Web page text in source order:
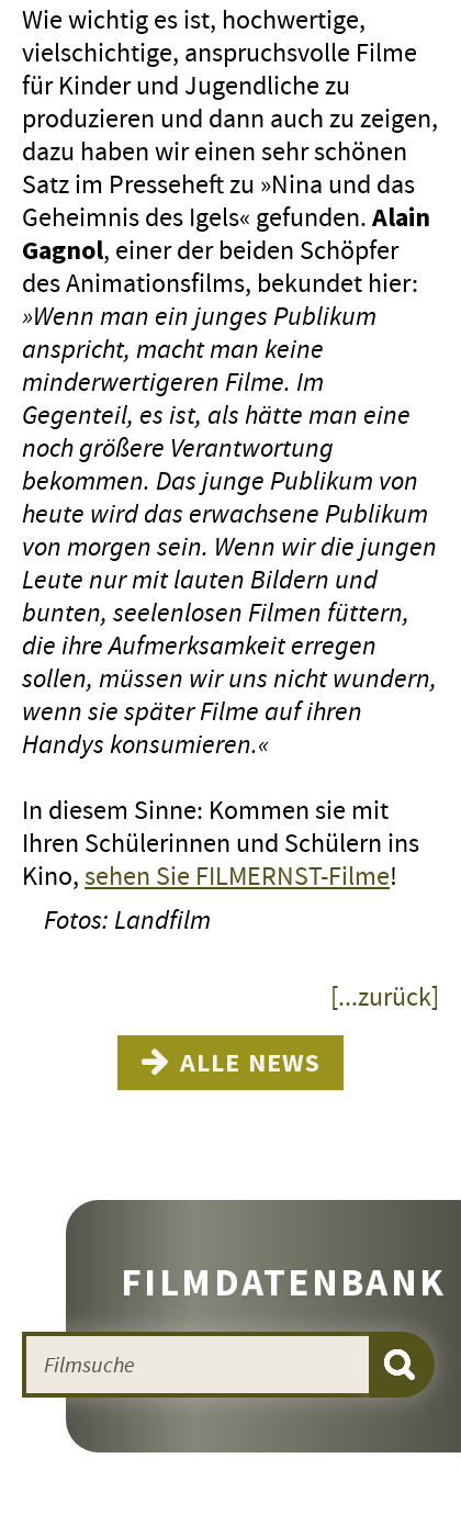
Wie wichtig es ist, hochwertige,
vielschichtige, anspruchsvolle Filme
für Kinder und Jugendliche zu
produzieren und dann auch zu zeigen,
dazu haben wir einen sehr schönen
Satz im Presseheft zu »Nina und das
Geheimnis des Igels« gefunden.Alain
Gagnol, einer der beiden Schöpfer
des Animationsfilms, bekundet hier:
»Wenn man ein junges Publikum
anspricht, macht man keine
minderwertigeren Filme. Im
Gegenteil, es ist, als hätte man eine
noch größere Verantwortung
bekommen. Das junge Publikum von
heute wird das erwachsene Publikum
von morgen sein. Wenn wir die jungen
Leute nur mit lauten Bildern und
bunten, seelenlosen Filmen füttern,
die ihre Aufmerksamkeit erregen
sollen, müssen wir uns nicht wundern,
wenn sie später Filme auf ihren
Handys konsumieren.«
In diesem Sinne: Kommen sie mit
Ihren Schülerinnen und Schülern ins
Kino, sehen Sie FILMERNST-Filme!
Fotos: Landfilm
[...zurück]
ALLE NEWS
FILMDATENBANK